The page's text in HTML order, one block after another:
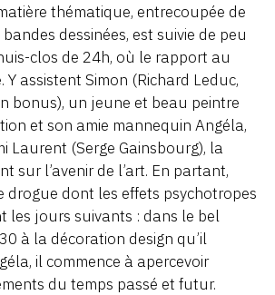
thématique, entrecoupée de
dessinées, est suivie de peu
clos de 24h, où le rapport au
Y assistent Simon (Richard Leduc,
bonus), un jeune et beau peintre
et son amie mannequin Angéla,
Laurent (Serge Gainsbourg), la
sur l’avenir de l’art. En partant,
drogue dont les effets psychotropes
les jours suivants : dans le bel
à la décoration design qu’il
il commence à apercevoir
du temps passé et futur.